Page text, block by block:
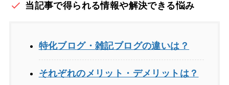
当記事で得られる情報や解決できる悩み
特化ブログ・雑記ブログの違いは？
それぞれのメリット・デメリットは？